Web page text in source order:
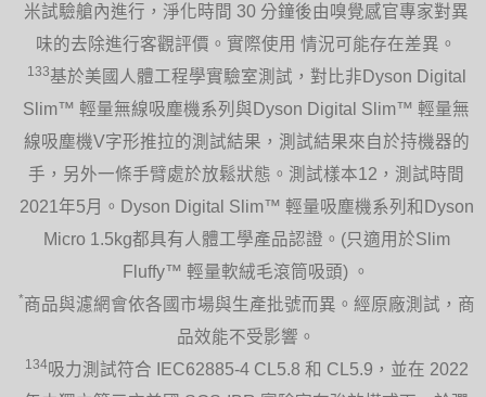
米試驗艙內進行，淨化時間 30 分鐘後由嗅覺感官專家對異
味的去除進行客觀評價。實際使用 情況可能存在差異。
133基於美國人體工程學實驗室測試，對比非Dyson Digital
Slim™ 輕量無線吸塵機系列與Dyson Digital Slim™ 輕量無
線吸塵機V字形推拉的測試結果，測試結果來自於持機器的
手，另外一條手臂處於放鬆狀態。測試樣本12，測試時間
2021年5月。Dyson Digital Slim™ 輕量吸塵機系列和Dyson
Micro 1.5kg都具有人體工學產品認證。(只適用於Slim
Fluffy™ 輕量軟絨毛滾筒吸頭) 。
*商品與濾網會依各國市場與生產批號而異。經原廠測試，商
品效能不受影響。
134吸力測試符合 IEC62885-4 CL5.8 和 CL5.9，並在 2022